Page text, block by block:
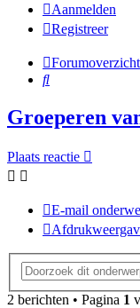
Aanmelden
Registreer
Forumoverzicht
Zoek
Groeperen
Plaats reactie
E-mail
2 berichten • Pagina 1